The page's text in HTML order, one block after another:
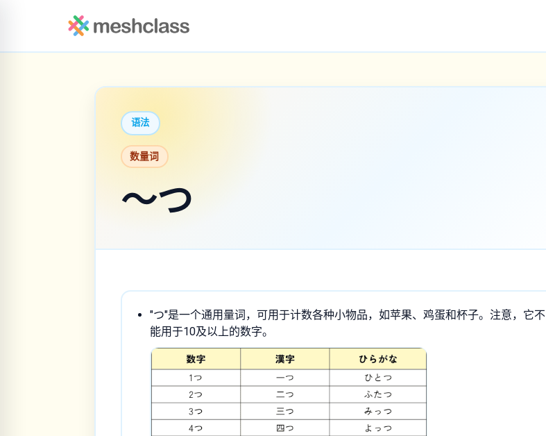
语法
数量词
～つ
"つ"是一个通用量词，可用于计数各种小物品，如苹果、鸡蛋和杯子。注意，它不
能用于10及以上的数字。